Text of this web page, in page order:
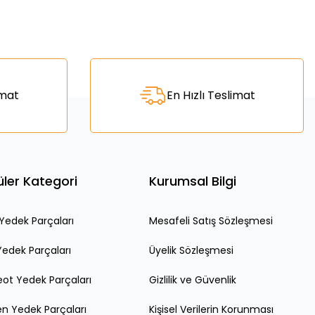
En Hızlı Teslimat
Kategori
Parçaları
Parçaları
Yedek Parçaları
Yedek Parçaları
Kurumsal Bilgi
Mesafeli Satış Sözleşmesi
Üyelik Sözleşmesi
Gizlilik ve Güvenlik
Kişisel Verilerin Korunması